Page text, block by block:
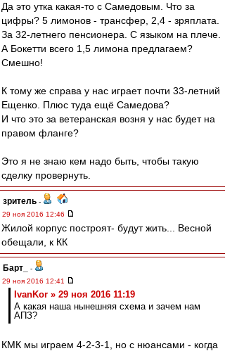
Да это утка какая-то с Самедовым. Что за
цифры? 5 лимонов - трансфер, 2,4 - зряплата.
За 32-летнего пенсионера. С языком на плече.
А Бокетти всего 1,5 лимона предлагаем?
Смешно!
К тому же справа у нас играет почти 33-летний
Ещенко. Плюс туда ещё Самедова?
И что это за ветеранская возня у нас будет на
правом фланге?
Это я не знаю кем надо быть, чтобы такую
сделку провернуть.
зpитель -
29 ноя 2016 12:46
Жилой корпус построят- будут жить... Весной
обещали, к КК
Барт_
-
29 ноя 2016 12:41
IvanKor » 29 ноя 2016 11:19
А какая наша нынешняя схема и зачем нам
АПЗ?
КМК мы играем 4-2-3-1, но с нюансами - когда